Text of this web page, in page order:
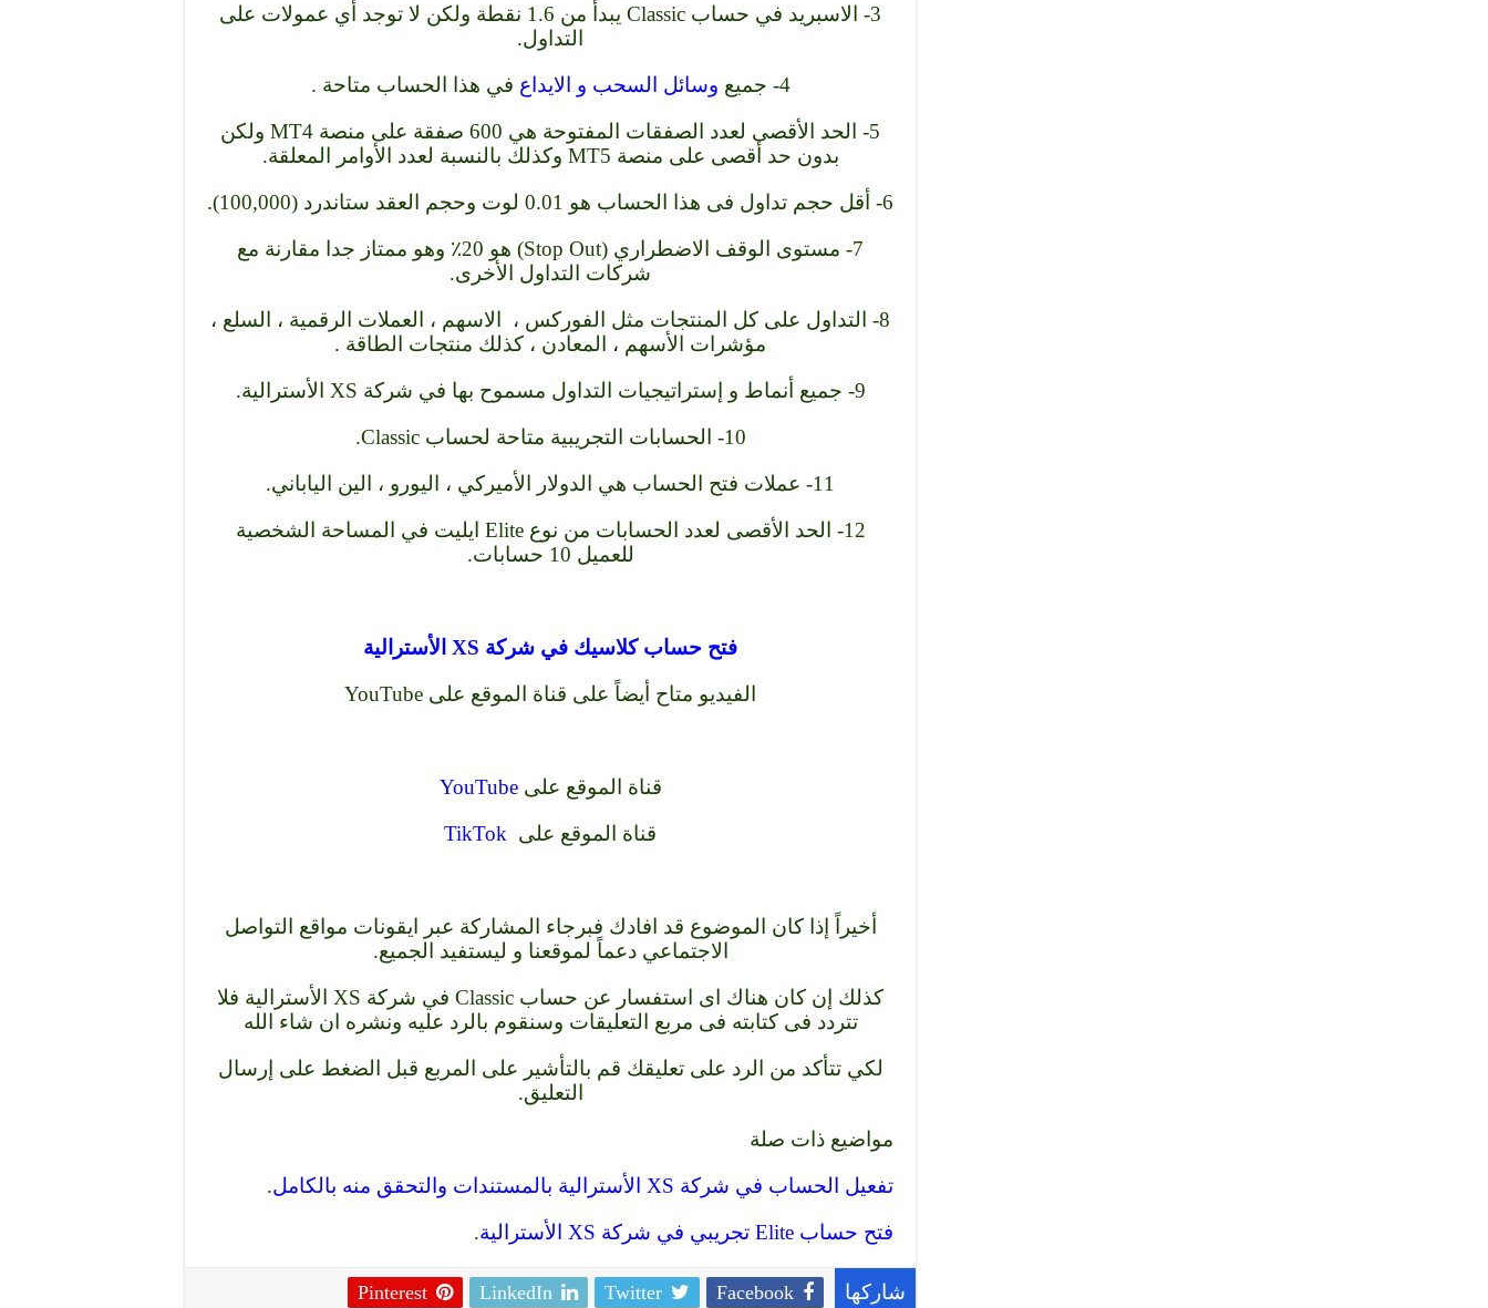
3- الاسبريد في حساب Classic يبدأ من 1.6 نقطة ولكن لا توجد أي عمولات على
التداول.
4- جميع
وسائل السحب و الايداع في هذا الحساب متاحة .
5- الحد الأقصى لعدد الصفقات المفتوحة هي 600 صفقة على منصة MT4 ولكن
بدون حد أقصى على منصة MT5 وكذلك بالنسبة لعدد الأوامر المعلقة.
6- أقل حجم تداول فى هذا الحساب هو 0.01 لوت وحجم العقد ستاندرد (100,000).
7- مستوى الوقف الاضطراري (Stop Out) هو 20٪ وهو ممتاز جدا مقارنة مع
شركات التداول الأخرى.
8- التداول على كل المنتجات مثل الفوركس ، الاسهم ، العملات الرقمية ، السلع ،
مؤشرات الأسهم ، المعادن ، كذلك منتجات الطاقة .
9- جميع أنماط و إستراتيجيات التداول مسموح بها في شركة XS الأسترالية.
10- الحسابات التجريبية متاحة لحساب Classic.
11- عملات فتح الحساب هي الدولار الأميركي ، اليورو ، الين الياباني.
12- الحد الأقصى لعدد الحسابات من نوع Elite ايليت في المساحة الشخصية
للعميل 10 حسابات.
فتح حساب كلاسيك في شركة XS الأسترالية
الفيديو متاح أيضاً على قناة الموقع على YouTube
قناة الموقع علىYouTube
قناة الموقع على TikTok
أخيراً إذا كان الموضوع قد افادك فبرجاء المشاركة عبر ايقونات مواقع التواصل
الاجتماعي دعماً لموقعنا و ليستفيد الجميع.
كذلك إن كان هناك اى استفسار عن حساب Classic في شركة XS الأسترالية فلا
تتردد فى كتابته فى مربع التعليقات وسنقوم بالرد عليه ونشره ان شاء الله
لكي تتأكد من الرد على تعليقك قم بالتأشير على المربع قبل الضغط على إرسال
التعليق.
مواضيع ذات صلة
تفعيل الحساب في شركة XS الأسترالية بالمستندات والتحقق منه بالكامل
.
فتح حساب Elite تجريبي في شركة XS الأسترالية
.
شاركها Facebook
Twitter
LinkedIn
Pinterest